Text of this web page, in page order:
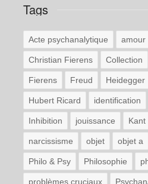
Tags
Acte psychanalytique amour
Christian Fierens Collection
Fierens Freud Heidegger
Hubert Ricard identification
Inhibition jouissance Kant
narcissisme objet objet a
Philo & Psy Philosophie
problèmes cruciaux